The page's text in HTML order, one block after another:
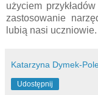
użyciem
zastosowanie
lubią nasi uczniowie.
Katarzyna Dymek-
Udostępnij